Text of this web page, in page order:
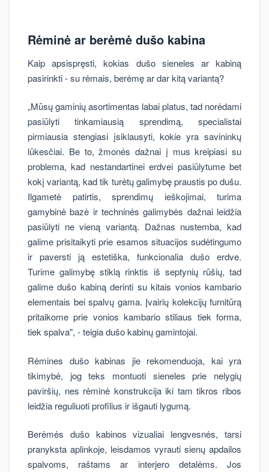
Rėminė ar berėmė dušo kabina
Kaip apsispręsti, kokias dušo sieneles ar kabiną
pasirinkti - su rėmais, berėmę ar dar kitą variantą?
„Mūsų gaminių asortimentas labai platus, tad norėdami
pasiūlyti tinkamiausią sprendimą, specialistai
pirmiausia stengiasi įsiklausyti, kokie yra savininkų
lūkesčiai. Be to, žmonės dažnai į mus kreipiasi su
problema, kad nestandartinei erdvei pasiūlytume bet
kokį variantą, kad tik turėtų galimybę praustis po dušu.
Ilgametė patirtis, sprendimų ieškojimai, turima
gamybinė bazė ir techninės galimybės dažnai leidžia
pasiūlyti ne vieną variantą. Dažnas nustemba, kad
galime prisitaikyti prie esamos situacijos sudėtingumo
ir paversti ją estetiška, funkcionalia dušo erdve.
Turime galimybę stiklą rinktis iš septynių rūšių, tad
galime dušo kabiną derinti su kitais vonios kambario
elementais bei spalvų gama. Įvairių kolekcijų furnitūrą
pritaikome prie vonios kambario stiliaus tiek forma,
tiek spalva", - teigia dušo kabinų gamintojai.
Rėmines dušo kabinas jie rekomenduoja, kai yra
tikimybė, jog teks montuoti sieneles prie nelygių
paviršių, nes rėminė konstrukcija iki tam tikros ribos
leidžia reguliuoti profilius ir išgauti lygumą.
Berėmės dušo kabinos vizualiai lengvesnės, tarsi
pranyksta aplinkoje, leisdamos vyrauti sienų apdailos
spalvoms, raštams ar interjero detalėms. Jos